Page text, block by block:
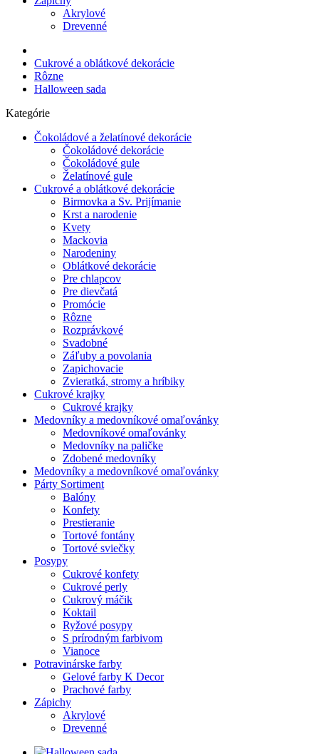
Akrylové
Drevenné
Cukrové a oblátkové dekorácie
Rôzne
Halloween sada
Kategórie
Čokoládové a želatínové dekorácie
Čokoládové dekorácie
Čokoládové gule
Želatínové gule
Cukrové a oblátkové dekorácie
Birmovka a Sv. Prijímanie
Krst a narodenie
Kvety
Mackovia
Narodeniny
Oblátkové dekorácie
Pre chlapcov
Pre dievčatá
Promócie
Rôzne
Rozprávkové
Svadobné
Záľuby a povolania
Zapichovacie
Zvieratká, stromy a hríbiky
Cukrové krajky
Cukrové krajky
Medovníky a medovníkové omaľovánky
Medovníkové omaľovánky
Medovníky na paličke
Zdobené medovníky
Medovníky a medovníkové omaľovánky
Párty Sortiment
Balóny
Konfety
Prestieranie
Tortové fontány
Tortové sviečky
Posypy
Cukrové konfety
Cukrové perly
Cukrový máčik
Koktail
Ryžové posypy
S prírodným farbivom
Vianoce
Potravinárske farby
Gelové farby K Decor
Prachové farby
Zápichy
Akrylové
Drevenné